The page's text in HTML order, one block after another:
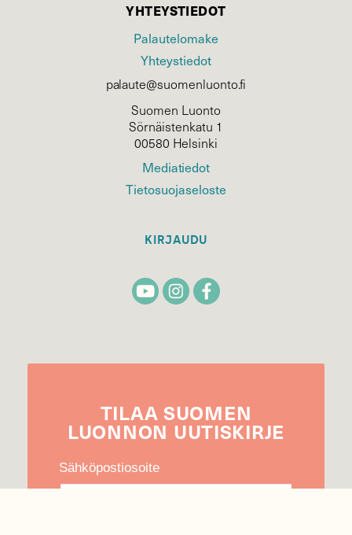
YHTEYSTIEDOT
Palautelomake
Yhteystiedot
palaute@suomenluonto.fi
Suomen Luonto
Sörnäistenkatu 1
00580 Helsinki
Mediatiedot
Tietosuojaseloste
KIRJAUDU
TILAA SUOMEN
LUONNON UUTIS­KIRJE
Sähköpostiosoite